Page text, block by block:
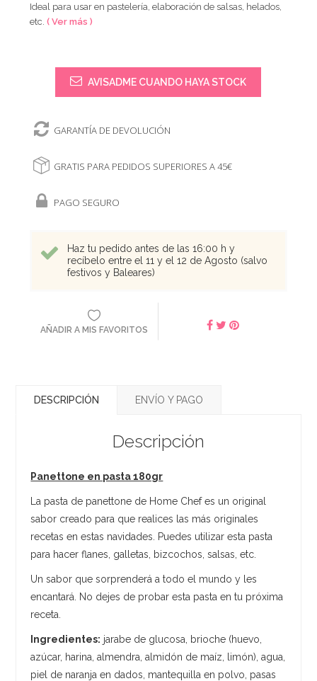
Ideal para usar en pastelería, elaboración de salsas, helados,
etc.( Ver más )
AVISADME CUANDO HAYA STOCK
GARANTÍA DE DEVOLUCIÓN
GRATIS PARA PEDIDOS SUPERIORES A 45€
PAGO SEGURO
Haz tu pedido antes de las 16:00 h y
recíbelo entre el 11 y el 12 de Agosto (salvo
festivos y Baleares)
AÑADIR A MIS FAVORITOS
DESCRIPCIÓN ENVÍO Y PAGO
Descripción
Panettone en pasta 180gr
La pasta de panettone de Home Chef es un original
sabor creado para que realices las más originales
recetas en estas navidades. Puedes utilizar esta pasta
para hacer flanes, galletas, bizcochos, salsas, etc.
Un sabor que sorprenderá a todo el mundo y les
encantará. No dejes de probar esta pasta en tu próxima
receta.
Ingredientes: jarabe de glucosa, brioche (huevo,
azúcar, harina, almendra, almidón de maíz, limón), agua,
piel de naranja en dados, mantequilla en polvo, pasas